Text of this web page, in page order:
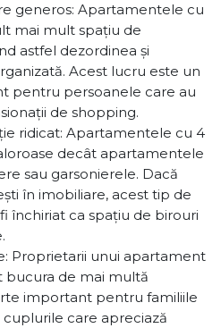
generos: Apartamentele cu
mai mult spațiu de
astfel dezordinea și
Acest lucru este un
pentru persoanele care au
de shopping.
ridicat: Apartamentele cu 4
decât apartamentele
sau garsonierele. Dacă
în imobiliare, acest tip de
închiriat ca spațiu de birouri
Proprietarii unui apartament
bucura de mai multă
important pentru familiile
care apreciază